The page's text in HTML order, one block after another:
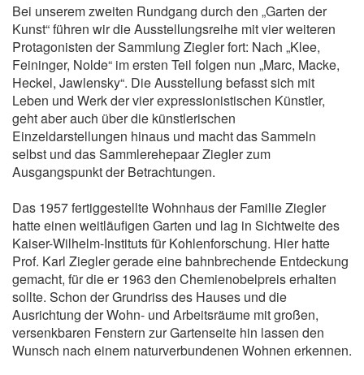
Bei unserem zweiten Rundgang durch den „Garten der
Kunst“ führen wir die Ausstellungsreihe mit vier weiteren
Protagonisten der Sammlung Ziegler fort: Nach „Klee,
Feininger, Nolde“ im ersten Teil folgen nun „Marc, Macke,
Heckel, Jawlensky“. Die Ausstellung befasst sich mit
Leben und Werk der vier expressionistischen Künstler,
geht aber auch über die künstlerischen
Einzeldarstellungen hinaus und macht das Sammeln
selbst und das Sammlerehepaar Ziegler zum
Ausgangspunkt der Betrachtungen.
Das 1957 fertiggestellte Wohnhaus der Familie Ziegler
hatte einen weitläufigen Garten und lag in Sichtweite des
Kaiser-Wilhelm-Instituts für Kohlenforschung. Hier hatte
Prof. Karl Ziegler gerade eine bahnbrechende Entdeckung
gemacht, für die er 1963 den Chemienobelpreis erhalten
sollte. Schon der Grundriss des Hauses und die
Ausrichtung der Wohn- und Arbeitsräume mit großen,
versenkbaren Fenstern zur Gartenseite hin lassen den
Wunsch nach einem naturverbundenen Wohnen erkennen.